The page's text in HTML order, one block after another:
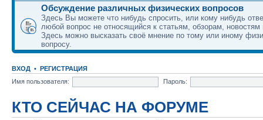
Обсуждение различных физических вопросов
Здесь Вы можете что нибудь спросить, или кому нибудь
любой вопрос не относящийся к статьям, обзорам, новостям
Здесь можно высказать своё мнение по тому или иному
вопросу.
ВХОД • РЕГИСТРАЦИЯ
Имя пользователя:
Пароль:
КТО СЕЙЧАС НА ФОРУМЕ